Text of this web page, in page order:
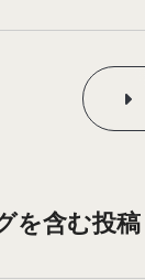
を含む投稿